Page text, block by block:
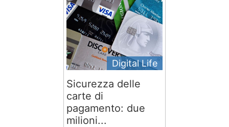
Digital Life
Sicurezza delle
carte di
pagamento: due
milioni...